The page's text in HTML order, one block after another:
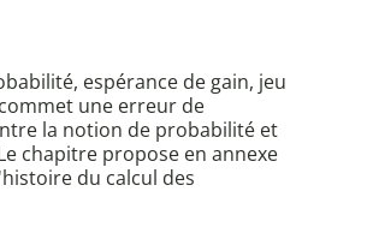
espérance de gain, jeu
une erreur de
la notion de probabilité et
chapitre propose en annexe
du calcul des